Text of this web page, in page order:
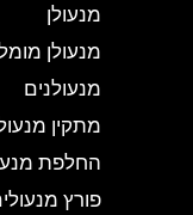
מנעולן
מנעולן מומלץ
מנעולנים
מתקין מנעולים
החלפת מנעולים
פורץ מנעולים